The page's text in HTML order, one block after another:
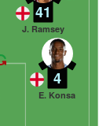
4
E. Konsa
41
J. Ramsey